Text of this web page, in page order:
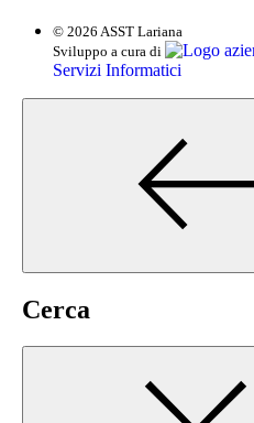
© 2026 ASST Lariana
Sviluppo a cura di
Servizi Informatici
Cerca